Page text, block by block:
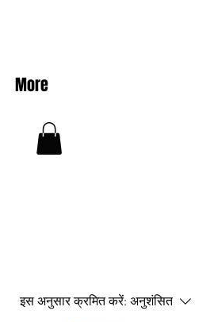
More
इस अनुसार क्रमित करें: अनुशंसित